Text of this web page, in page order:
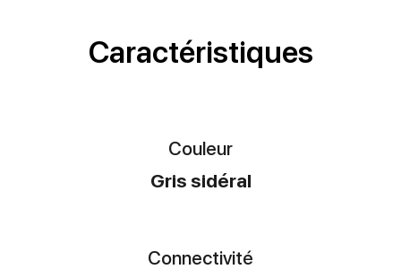
Caractéristiques
Couleur
Gris sidéral
Connectivité